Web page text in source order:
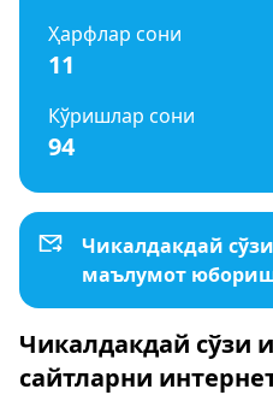
Ҳарфлар сони
11
Кўришлар сони
94
Чикалдакдай
маълумот
Чикалдакдай сўзи
сайтларни